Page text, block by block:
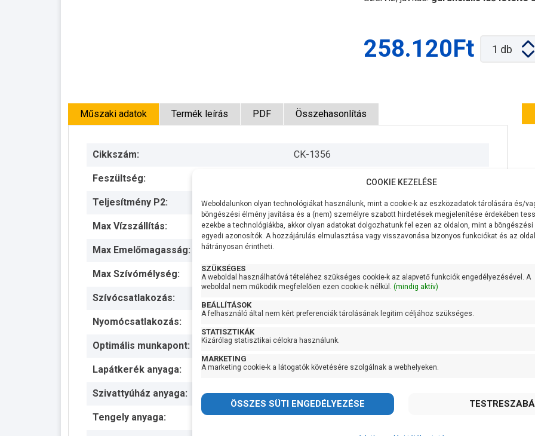
258.120Ft 1 db
Műszaki adatok Termék leírás PDF Összehasonlítás
Cikkszám: CK-1356
Feszültség:
Teljesítmény P2: 2200W
Max Vízszállítás: 160 liter/perc
Max Emelőmagasság:
Max Szívómélység: 7 méter
Szívócsatlakozás:
Nyomócsatlakozás: 1 coll
Optimális munkapont: 51 méteren 110 liter/perc
Lapátkerék anyaga: Rézötvözet
Szivattyúház anyaga: Öntvény
Tengely anyaga: AISI 431 rozsdamentes acél
COOKIE KEZELÉSE
Weboldalunkon olyan technológiákat használunk, mint a cookie-k az eszközadatok tárolására és/
böngészési élmény javítása és a (nem) személyre szabott hirdetések megjelenítése érdekében
ezekbe a technológiákba, akkor olyan adatokat dolgozhatunk fel ezen az oldalon, mint a
egyedi azonosítók. A hozzájárulás elmulasztása vagy visszavonása bizonyos funkciókat és az
hátrányosan érintheti.
SZÜKSÉGES
A weboldal használhatóvá tételéhez szükséges cookie-k az alapvető funkciók engedélyezésével. A
weboldal nem működik megfelelően ezen cookie-k nélkül. (mindig aktív)
BEÁLLÍTÁSOK
A felhasználó által nem kért preferenciák tárolásának legitim céljához szükséges.
STATISZTIKÁK
Kizárólag statisztikai célokra használunk.
MARKETING
A marketing cookie-k a látogatók követésére szolgálnak a webhelyeken.